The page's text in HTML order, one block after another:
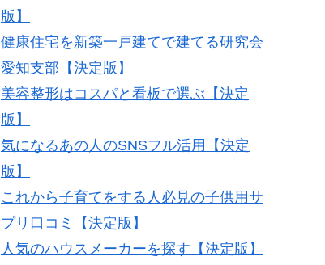
版】
健康住宅を新築一戸建てで建てる研究会
愛知支部【決定版】
美容整形はコスパと看板で選ぶ【決定
版】
気になるあの人のSNSフル活用【決定
版】
これから子育てをする人必見の子供用サ
プリ口コミ【決定版】
人気のハウスメーカーを探す【決定版】